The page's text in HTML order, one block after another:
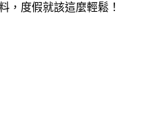
，度假就該這麼輕鬆！